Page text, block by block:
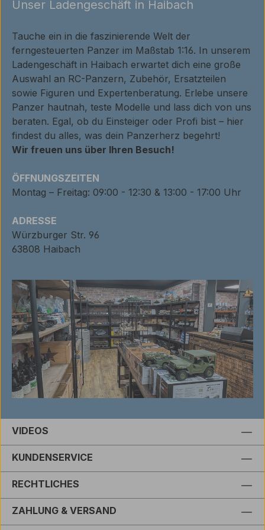
Unser Ladengeschäft in Haibach
Tauche ein in die faszinierende Welt der
ferngesteuerten Panzer im Maßstab 1:16. In unserem
Ladengeschäft in Haibach erwartet dich eine große
Auswahl an RC-Panzern, Zubehör, Ersatzteilen
sowie Figuren und Expertenberatung. Erlebe unsere
Panzer hautnah, teste Modelle und lass dich von uns
beraten. Egal, ob du Einsteiger oder Profi bist – hier
findest du alles, was dein Panzerherz begehrt!
Wir freuen uns über Ihren Besuch!
ÖFFNUNGSZEITEN
Montag – Freitag: 09:00 - 12:30 & 13:00 - 17:00 Uhr
ADRESSE
Würzburger Str. 96
63808 Haibach
VIDEOS
KUNDENSERVICE
RECHTLICHES
ZAHLUNG & VERSAND